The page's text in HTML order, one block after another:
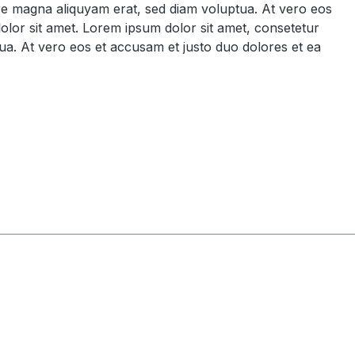
aliquyam erat, sed diam voluptua. At vero eos
sit amet. Lorem ipsum dolor sit amet, consetetur
At vero eos et accusam et justo duo dolores et ea